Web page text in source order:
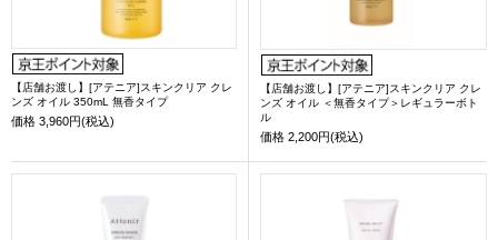
【店舗お渡し】[アテニア]スキンクリア クレ
ンズ オイル 350mL 無香タイプ
価格 3,960円(税込)
【店舗お渡し】[アテニア]スキンクリア クレ
ンズ オイル ＜無香タイプ＞レギュラーボト
ル
価格 2,200円(税込)